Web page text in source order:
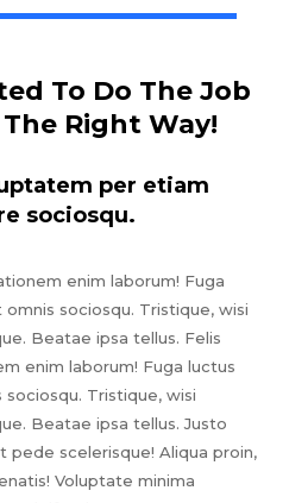
To Do The Job
Right Way!
per etiam
sociosqu.
enim laborum! Fuga
sociosqu. Tristique, wisi
Beatae ipsa tellus. Felis
enim laborum! Fuga luctus
Tristique, wisi
Beatae ipsa tellus. Justo
scelerisque! Aliqua proin,
Voluptate minima